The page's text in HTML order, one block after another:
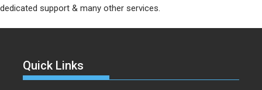
dedicated support & many other services.
Quick Links